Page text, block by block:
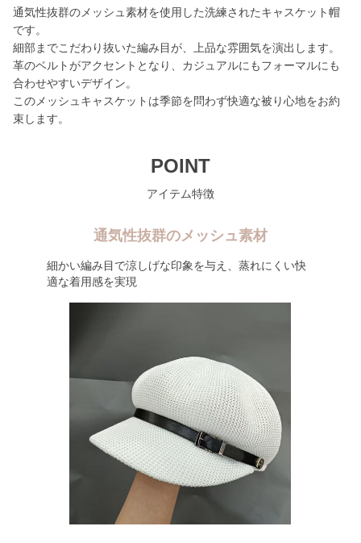
通気性抜群のメッシュ素材を使用した洗練されたキャスケット帽
です。
細部までこだわり抜いた編み目が、上品な雰囲気を演出します。
革のベルトがアクセントとなり、カジュアルにもフォーマルにも
合わせやすいデザイン。
このメッシュキャスケットは季節を問わず快適な被り心地をお約
束します。
POINT
アイテム特徴
通気性抜群のメッシュ素材
細かい編み目で涼しげな印象を与え、蒸れにくい快
適な着用感を実現